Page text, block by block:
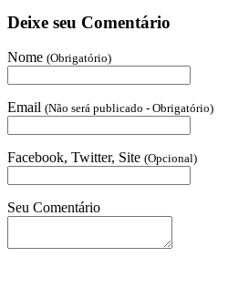
Deixe seu Comentário
Nome (Obrigatório)
Email (Não será publicado - Obrigatório)
Facebook, Twitter, Site (Opcional)
Seu Comentário